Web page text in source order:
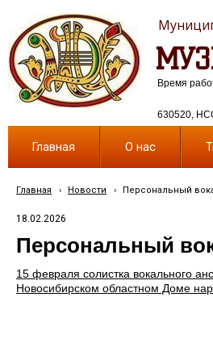
630520,
Время
Главная О нас
Главная › Новости › Персональный
18.02.2026
Персональный
15 февраля солистка вокального
Новосибирском областном Доме